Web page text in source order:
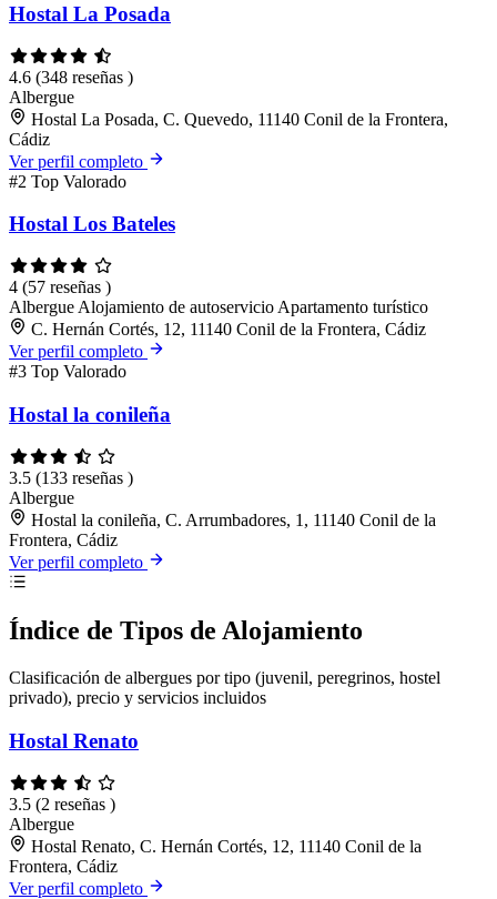
Hostal La Posada
4.6 (348 reseñas )
Albergue
Hostal La Posada, C. Quevedo, 11140 Conil de la Frontera,
Cádiz
Ver perfil completo
#2 Top Valorado
Hostal Los Bateles
4 (57 reseñas )
Albergue Alojamiento de autoservicio Apartamento turístico
C. Hernán Cortés, 12, 11140 Conil de la Frontera, Cádiz
Ver perfil completo
#3 Top Valorado
Hostal la conileña
3.5 (133 reseñas )
Albergue
Hostal la conileña, C. Arrumbadores, 1, 11140 Conil de la
Frontera, Cádiz
Ver perfil completo
Índice de Tipos de Alojamiento
Clasificación de albergues por tipo (juvenil, peregrinos, hostel
privado), precio y servicios incluidos
Hostal Renato
3.5 (2 reseñas )
Albergue
Hostal Renato, C. Hernán Cortés, 12, 11140 Conil de la
Frontera, Cádiz
Ver perfil completo